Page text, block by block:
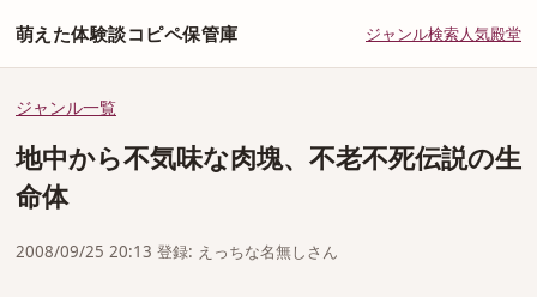
萌えた体験談コピペ保管庫 ジャンル検索人気殿堂
ジャンル一覧
地中から不気味な肉塊、不老不死伝説の生
命体
2008/09/25 20:13 登録: えっちな名無しさん